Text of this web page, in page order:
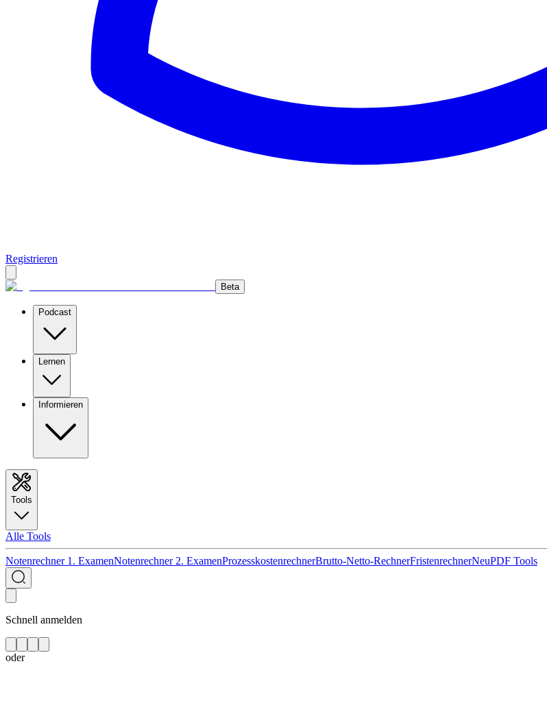
Registrieren
Beta
Podcast
Lernen
Informieren
Tools
Alle Tools
Notenrechner 1. ExamenNotenrechner 2. ExamenProzesskostenrechnerBrutto-Netto-RechnerFristenrechnerNeuPDF Tools
Schnell anmelden
oder